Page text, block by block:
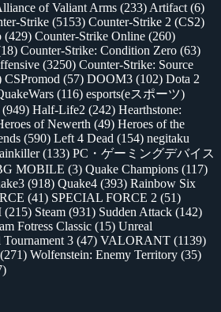
of Valiant Arms (233) Artifact (6)
Strike (5153) Counter-Strike 2 (CS2)
(429) Counter-Strike Online (260)
Counter-Strike: Condition Zero (63)
(3250) Counter-Strike: Source
CSPromod (57) DOOM3 (102) Dota 2
(116) esports(eスポーツ)
(949) Half-Life2 (242) Hearthstone:
of Newerth (49) Heroes of the
(590) Left 4 Dead (154) negitaku
(133) PC・ゲーミングデバイス
MOBILE (3) Quake Champions (117)
(918) Quake4 (393) Rainbow Six
(41) SPECIAL FORCE 2 (51)
(215) Steam (931) Sudden Attack (142)
Fotress Classic (15) Unreal
Tournament 3 (47) VALORANT (1139)
(271) Wolfenstein: Enemy Territory (35)